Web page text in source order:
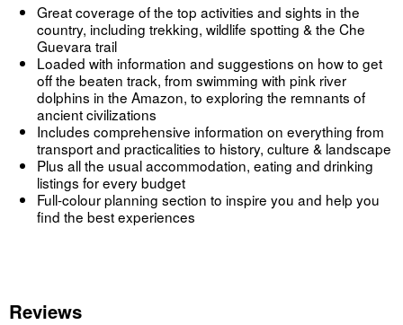
Great coverage of the top activities and sights in the
country, including trekking, wildlife spotting & the Che
Guevara trail
Loaded with information and suggestions on how to get
off the beaten track, from swimming with pink river
dolphins in the Amazon, to exploring the remnants of
ancient civilizations
Includes comprehensive information on everything from
transport and practicalities to history, culture & landscape
Plus all the usual accommodation, eating and drinking
listings for every budget
Full-colour planning section to inspire you and help you
find the best experiences
Reviews